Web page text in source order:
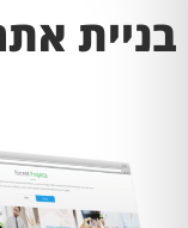
בניית